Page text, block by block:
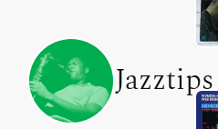
Jazztips